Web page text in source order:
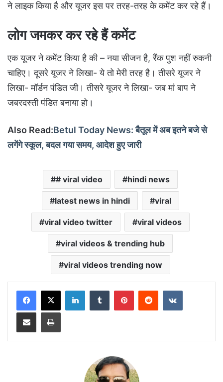
ने लाइक किया है और यूजर इस पर तरह-तरह के कमेंट कर रहे हैं।
लोग जमकर कर रहे हैं कमेंट
एक यूजर ने कमेंट किया है की – नया सीजन है, रैंक पुश नहीं रुकनी
चाहिए। दूसरे यूजर ने लिखा- ये तो मेरी तरह है। तीसरे यूजर ने
लिखा- मॉर्डन पंडित जी। तीसरे यूजर ने लिखा- जब मां बाप ने
जबरदस्ती पंडित बनाया हो।
Also Read:Betul Today News: बैतूल में अब इतने बजे से
लगेंगे स्कूल, बदल गया समय, आदेश हुए जारी
# viral video hindi news
latest news in hindi viral
viral video twitter viral videos
viral videos & trending hub
viral videos trending now